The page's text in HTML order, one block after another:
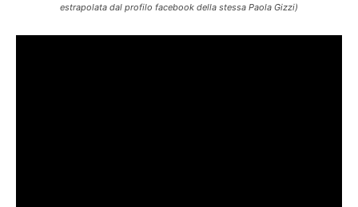
estrapolata dal profilo facebook della stessa Paola Gizzi)